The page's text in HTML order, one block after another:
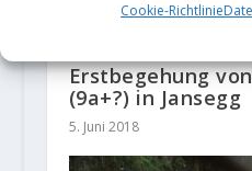
Cookie-Richtlinie
Erstbegehung von
(9a+?) in Jansegg
5. Juni 2018